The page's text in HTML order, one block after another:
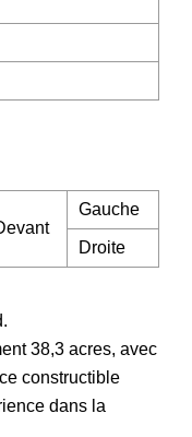
Gauche
Droite
38,3 acres, avec
constructible
dans la